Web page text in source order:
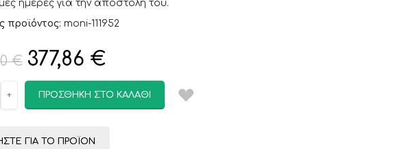
ημέρες για την αποστολή του.
προϊόντος: moni-111952
€ 377,86 €
ΠΡΟΣΘΉΚΗ ΣΤΟ ΚΑΛΆΘΙ
ΓΙΑ ΤΟ ΠΡΟΪΌΝ